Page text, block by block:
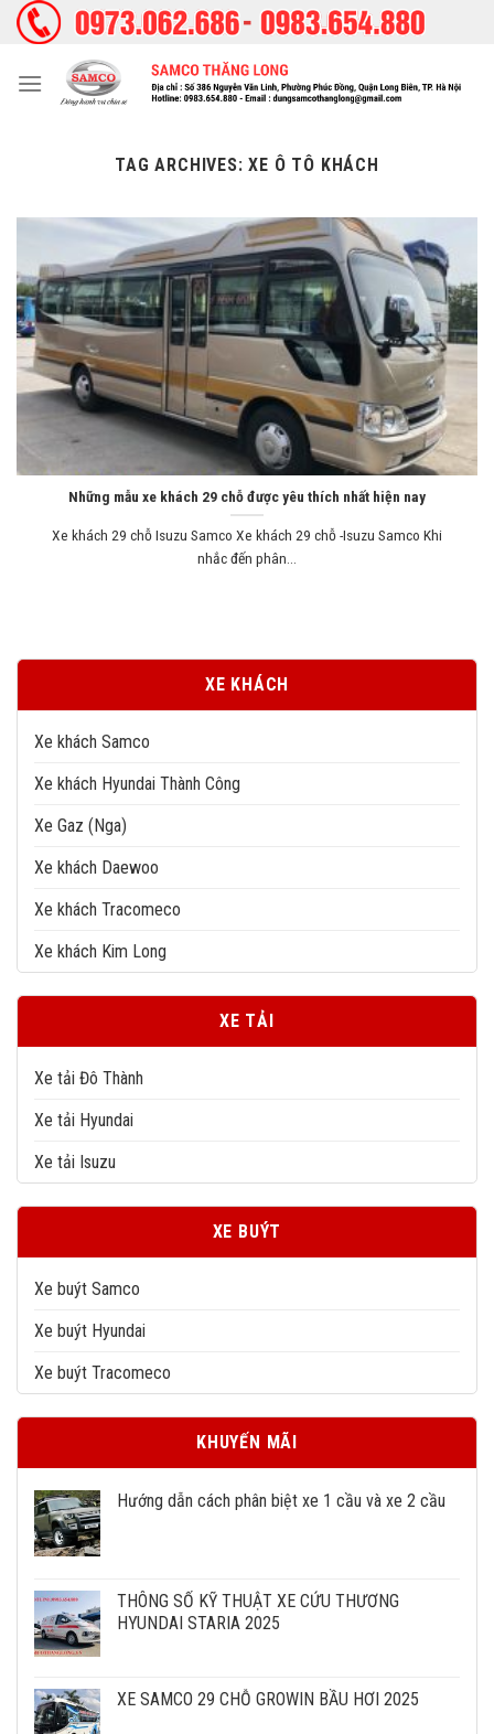
Skip
TAG ARCHIVES:XE Ô TÔ KHÁCH
XE KHÁCH
Xe khách Samco
Xe khách Hyundai Thành Công
Xe Gaz (Nga)
Xe khách Daewoo
Xe khách Tracomeco
Xe khách Kim Long
XE TẢI
Xe tải Đô Thành
Xe tải Hyundai
Xe tải Isuzu
XE BUÝT
Xe buýt Samco
Xe buýt Hyundai
Xe buýt Tracomeco
KHUYẾN MÃI
Hướng dẫn cách phân biệt xe 1 cầu và xe 2 cầu
THÔNG SỐ KỸ THUẬT XE CỨU THƯƠNG
HYUNDAI STARIA 2025
XE SAMCO 29 CHỖ GROWIN BẦU HƠI 2025
Những mẫu xe khách 29 chỗ được yêu thích nhất hiện nay
Xe khách 29 chỗ Isuzu Samco Xe khách 29 chỗ -Isuzu Samco Khi
nhắc đến phân...